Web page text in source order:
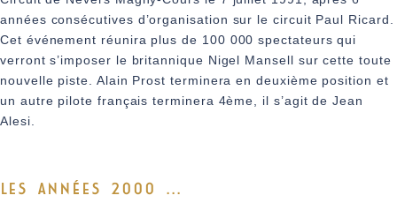
années consécutives d’organisation sur le circuit Paul Ricard.
Cet événement réunira plus de 100 000 spectateurs qui
verront s’imposer le britannique Nigel Mansell sur cette toute
nouvelle piste. Alain Prost terminera en deuxième position et
un autre pilote français terminera 4ème, il s’agit de Jean
Alesi.
LES ANNÉES 2000 ...